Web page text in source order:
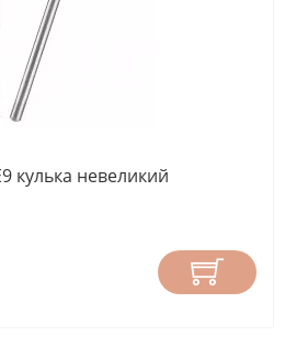
кулька невеликий